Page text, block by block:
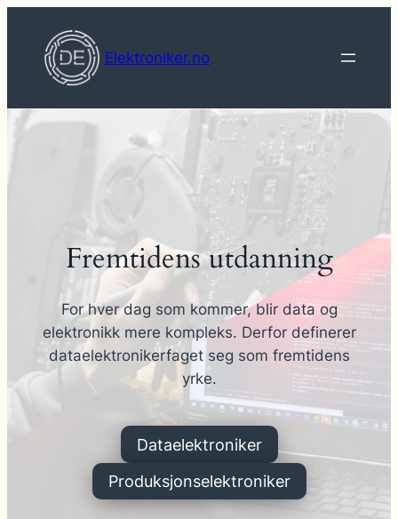
innhold
Elektroniker.no
Fremtidens utdanning
For hver dag som kommer, blir data og
elektronikk mere kompleks. Derfor definerer
dataelektronikerfaget seg som fremtidens
yrke.
Dataelektroniker
Produksjonselektroniker